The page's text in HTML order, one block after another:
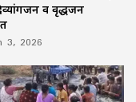
व वृद्धजन
3, 2026